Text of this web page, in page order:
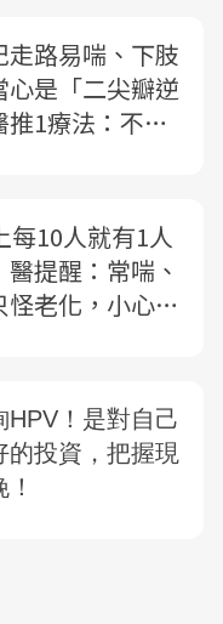
走路易喘、下肢
心是「二尖瓣逆
推1療法：不需
每10人就有1人
提醒：常喘、
怪老化，小心是